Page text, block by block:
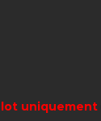
uniquement